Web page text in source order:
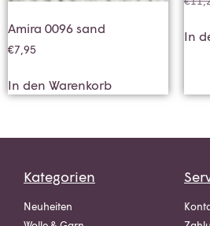
Amira 0096 sand
€7,95
In den Warenkorb
In
Kategorien
Neuheiten